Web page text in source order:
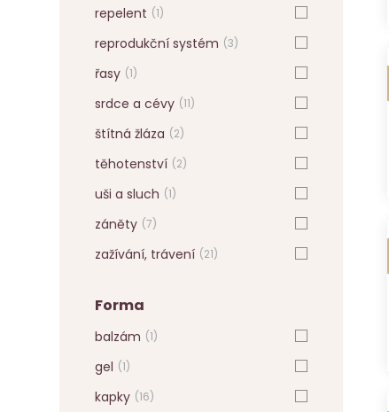
repelent (1)
reprodukční systém (3)
řasy (1)
srdce a cévy (11)
štítná žláza (2)
těhotenství (2)
uši a sluch (1)
záněty (7)
zažívání, trávení (21)
Forma
balzám (1)
gel (1)
kapky (16)